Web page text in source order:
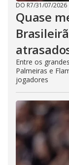
DO R7/31/07/2026
Quase
Entre os
Palmeiras e
jogadores